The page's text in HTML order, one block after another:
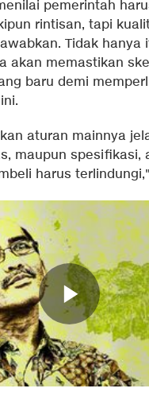
pemerintah
rintisan, tapi
Tidak hanya
akan memastikan
baru demi
aturan mainnya
maupun spesifikasi,
harus